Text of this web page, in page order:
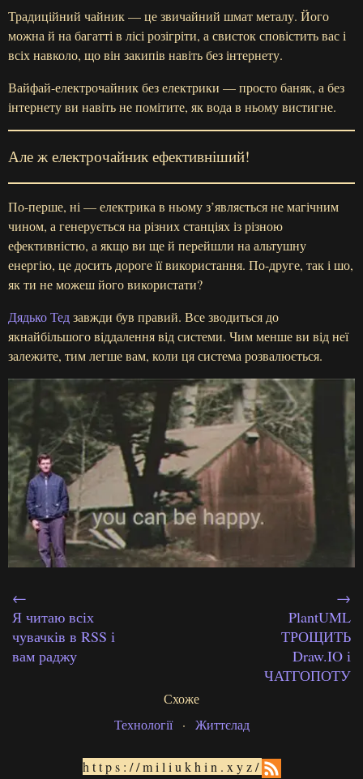
Традиційний чайник — це звичайний шмат металу. Його
можна й на багатті в лісі розігріти, а свисток сповістить вас і
всіх навколо, що він закипів навіть без інтернету.
Вайфай-електрочайник без електрики — просто баняк, а без
інтернету ви навіть не помітите, як вода в ньому вистигне.
Але ж електрочайник ефективніший!
По-перше, ні — електрика в ньому з’являється не магічним
чином, а генерується на різних станціях із різною
ефективністю, а якщо ви ще й перейшли на альтушну
енергію, це досить дороге її використання. По-друге, так і шо,
як ти не можеш його використати?
Дядько Тедзавжди був правий. Все зводиться до
якнайбільшого віддалення від системи. Чим менше ви від неї
залежите, тим легше вам, коли ця система розвалюється.
←
Я читаю всіх
чувачків в RSS і
вам раджу
→
PlantUML
ТРОЩИТЬ
Draw.IO і
ЧАТГОПОТУ
Схоже
Технології
· Життєлад
https://miliukhin.xyz/